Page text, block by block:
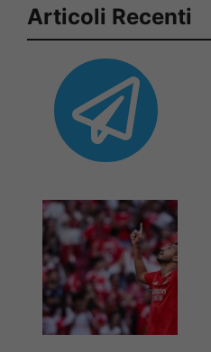
Articoli Recenti